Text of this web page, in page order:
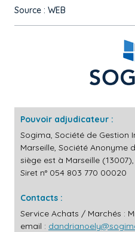
Source : WEB
Pouvoir adjudicateur :
Sogima, Société de Gestion
Marseille, Société Anonyme
siège est à Marseille
Siret n° 054 803 770 00020
Contacts :
Service Achats / Marchés :
email :